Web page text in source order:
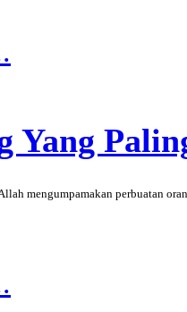
Yang
mengumpamakan perbuatan